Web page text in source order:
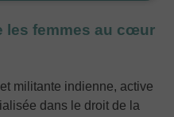
les femmes au cœur
militante indienne, active
dans le droit de la